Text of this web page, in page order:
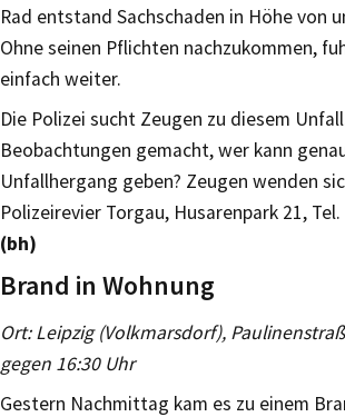
Rad entstand Sachschaden in Höhe von
Ohne seinen Pflichten nachzukommen,
einfach weiter.
Die Polizei sucht Zeugen zu diesem
Beobachtungen gemacht, wer kann
Unfallhergang geben? Zeugen wenden
Polizeirevier Torgau, Husarenpark 21, Tel.
(bh)
Brand in Wohnung
Ort: Leipzig (Volkmarsdorf),
gegen 16:30 Uhr
Gestern Nachmittag kam es zu einem